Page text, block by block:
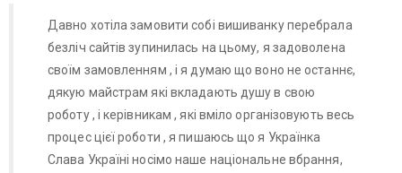
Давно хотіла замовити собі вишиванку перебрала
безліч сайтів зупинилась на цьому, я задоволена
своїм замовленням , і я думаю що воно не останнє,
дякую майстрам які вкладають душу в свою
роботу , і керівникам , які вміло організовують весь
процес цієї роботи , я пишаюсь що я Українка
Слава Україні носімо наше національне вбрання,